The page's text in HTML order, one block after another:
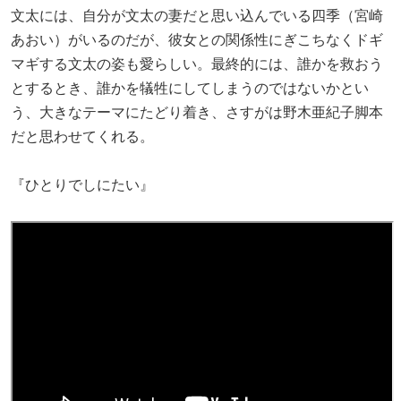
文太には、自分が文太の妻だと思い込んでいる四季（宮崎
あおい）がいるのだが、彼女との関係性にぎこちなくドギ
マギする文太の姿も愛らしい。最終的には、誰かを救おう
とするとき、誰かを犠牲にしてしまうのではないかとい
う、大きなテーマにたどり着き、さすがは野木亜紀子脚本
だと思わせてくれる。
『ひとりでしにたい』